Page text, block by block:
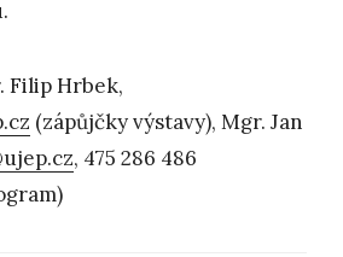
Filip Hrbek,
(zápůjčky výstavy), Mgr. Jan
, 475 286 486